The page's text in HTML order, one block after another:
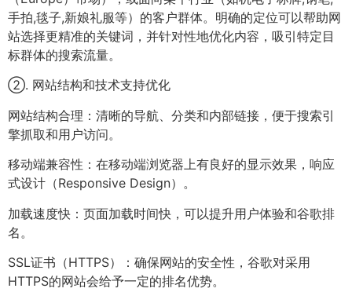
手拍,毯子,新娘礼服等）的客户群体。明确的定位可以帮助网
站选择更精准的关键词，并针对性地优化内容，吸引特定目
标群体的搜索流量。
②. 网站结构和技术支持优化
网站结构合理：清晰的导航、分类和内部链接，便于搜索引
擎抓取和用户访问。
移动端兼容性：在移动端浏览器上有良好的显示效果，响应
式设计（Responsive Design）。
加载速度快：页面加载时间快，可以提升用户体验和谷歌排
名。
SSL证书（HTTPS）：确保网站的安全性，谷歌对采用
HTTPS的网站会给予一定的排名优势。